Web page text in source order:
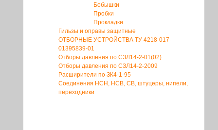
Бобышки
Пробки
Прокладки
Гильзы и оправы защитные
ОТБОРНЫЕ УСТРОЙСТВА ТУ 4218-017-
01395839-01
Отборы давления по СЗЛ14-2-01(02)
Отборы давления по СЗЛ14-2-2009
Расширители по ЗК4-1-95
Соединения НСН, НСВ, СВ, штуцеры, нипели,
переходники